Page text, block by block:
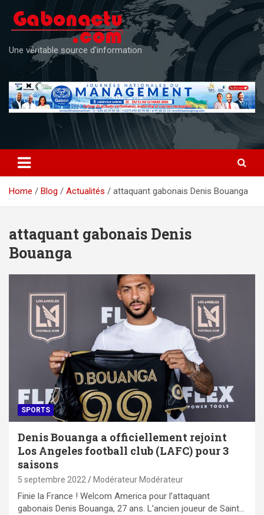
content
Une véritable source d'information
Home Blog Actualités attaquant gabonais Denis Bouanga
attaquant gabonais Denis
Bouanga
SPORTS
Denis Bouanga a officiellement rejoint
Los Angeles football club (LAFC) pour 3
saisons
5 septembre 2022 Modérateur Modérateur
Finie la France ! Welcom America pour l’attaquant
gabonais Denis Bouanga, 27 ans. L’ancien joueur de Saint…